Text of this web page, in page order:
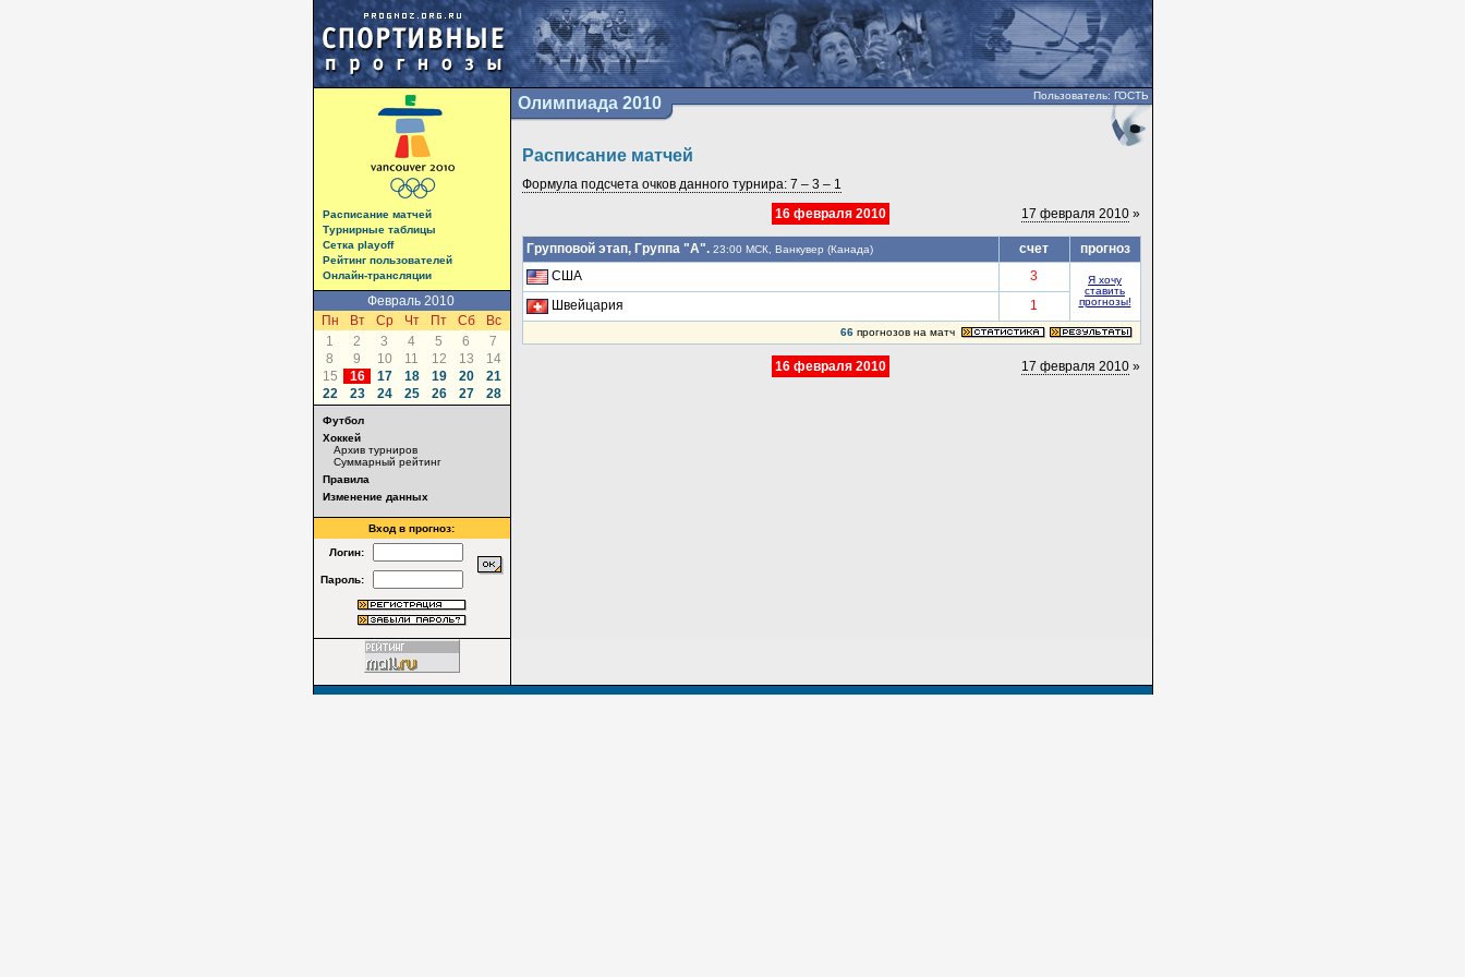
Расписание матчей
Турнирные таблицы
Сетка playoff
Рейтинг пользователей
Онлайн-трансляции
Февраль 2010
Пн
Вт Ср Чт Пт Сб
Вс
1
2 3 4 5 6
7
8
9 10 11 12 13
14
15
16 17 18 19 20
21
22
23 24 25 26 27 28
Футбол
Хоккей
Архив турниров
Суммарный рейтинг
Правила
Изменение данных
Вход в прогноз:
Логин:
Пароль:
Олимпиада 2010 Пользователь: ГОСТЬ
Расписание матчей
Формула подсчета очков данного турнира: 7 – 3 – 1
16 февраля 2010
17 февраля 2010 »
Групповой этап, Группа "A". 23:00 МСК, Ванкувер (Канада) счет
прогноз
США
3
Я хочу
ставить
прогнозы!
Швейцария 1
66прогнозов на матч
16 февраля 2010 17 февраля 2010 »